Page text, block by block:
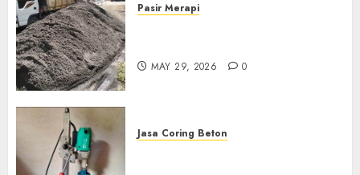
Pasir Merapi
MAY 29, 2026 0
Jasa Coring Beton